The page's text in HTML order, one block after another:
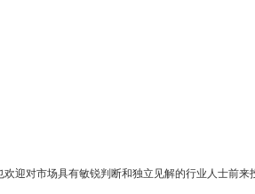
对市场具有敏锐判断和独立见解的行业人士前来